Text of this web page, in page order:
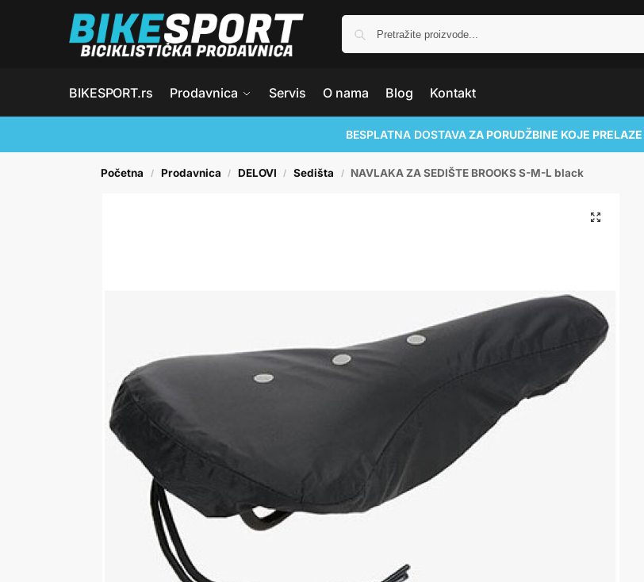
BIKESPORT.rs Prodavnica Servis O nama Blog Kontakt
BESPLATNA DOSTAVAZA PORUDŽBINE KOJE PRELAZE
Početna / Prodavnica / DELOVI / Sedišta / NAVLAKA ZA SEDIŠTE BROOKS S-M-L black